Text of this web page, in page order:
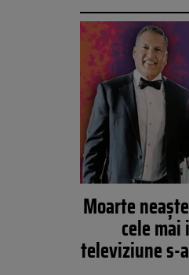
Moarte
cele
televiziune s-